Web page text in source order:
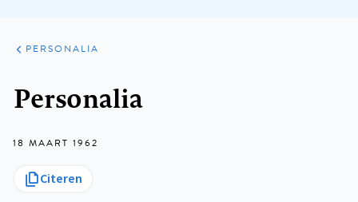
ARTIKELEN
VARIA
PERSONALIA
Personalia
18 MAART 1962
Citeren